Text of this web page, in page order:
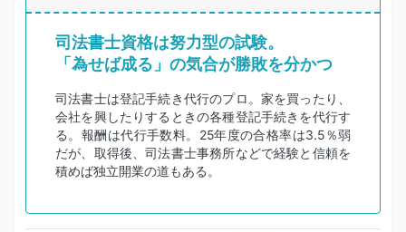
司法書士資格は努力型の試験。
「為せば成る」の気合が勝敗を分かつ
司法書士は登記手続き代行のプロ。家を買ったり、
会社を興したりするときの各種登記手続きを代行す
る。報酬は代行手数料。25年度の合格率は3.5％弱
だが、取得後、司法書士事務所などで経験と信頼を
積めば独立開業の道もある。